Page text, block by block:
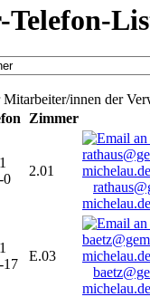
Mitarbeiter/innen der
Zimmer
0
2.01
michelau.de
17
E.03
michelau.de